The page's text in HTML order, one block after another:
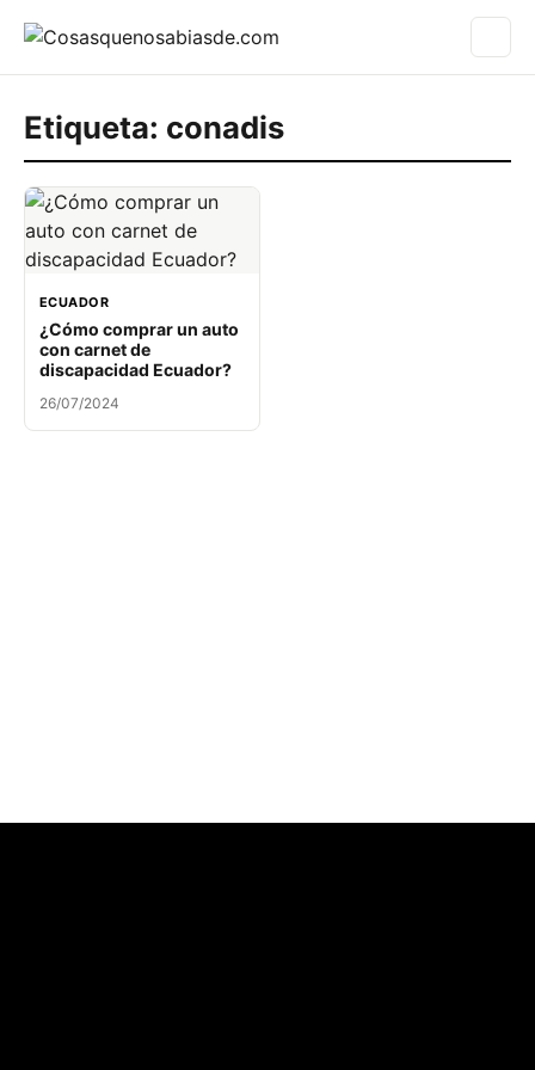
Etiqueta: conadis
ECUADOR
¿Cómo comprar un auto
con carnet de
discapacidad Ecuador?
26/07/2024